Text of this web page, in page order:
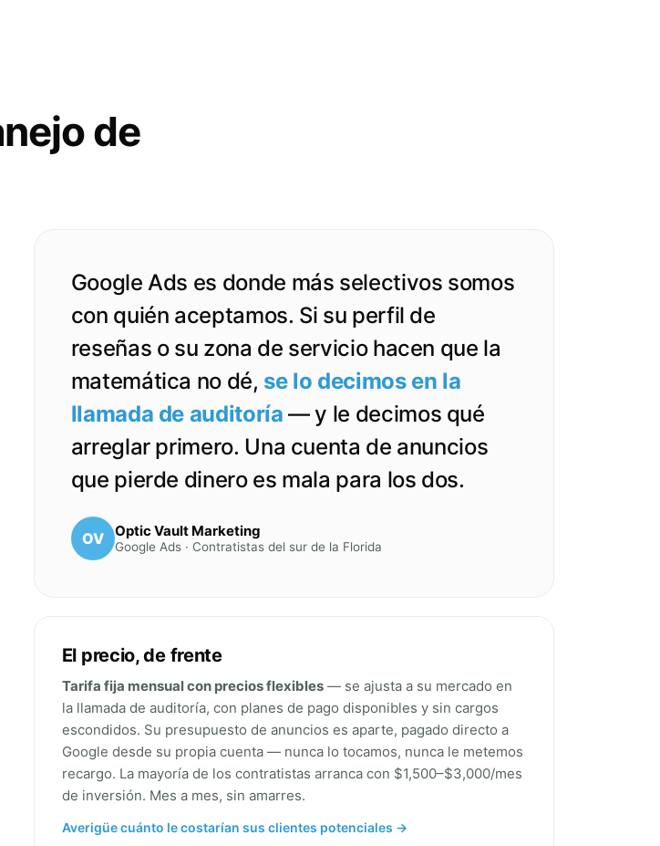
de
Google Ads es donde más selectivos somos
con quién aceptamos. Si su perfil de
reseñas o su zona de servicio hacen que la
matemática no dé, se lo decimos en la
llamada de auditoría — y le decimos qué
arreglar primero. Una cuenta de anuncios
que pierde dinero es mala para los dos.
OV Optic Vault Marketing
Google Ads · Contratistas del sur de la Florida
El precio, de frente
Tarifa fija mensual con precios flexibles— se ajusta a su mercado en
la llamada de auditoría, con planes de pago disponibles y sin cargos
escondidos. Su presupuesto de anuncios es aparte, pagado directo a
Google desde su propia cuenta — nunca lo tocamos, nunca le metemos
recargo. La mayoría de los contratistas arranca con $1,500–$3,000/mes
de inversión. Mes a mes, sin amarres.
Averigüe cuánto le costarían sus clientes potenciales →